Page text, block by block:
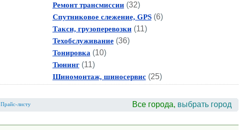
Ремонт трансмиссии(32)
Спутниковое слежение, GPS(6)
Такси, грузоперевозки(11)
Техобслуживание(36)
Тонировка (10)
Тюнинг(11)
Шиномонтаж, шиносервис(25)
Прайс-листу Все города, выбрать город